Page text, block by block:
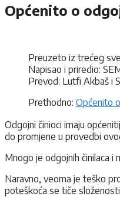
Općenito o
Preuzeto iz trećeg
Napisao i priredio:
Prevod: Lutfi Akbaš i
Prethodno: Općenito
Odgojni činioci imaju
do promjene u provedbi
Mnogo je odgojnih činilaca
Naravno, veoma je teško
poteškoća se tiče